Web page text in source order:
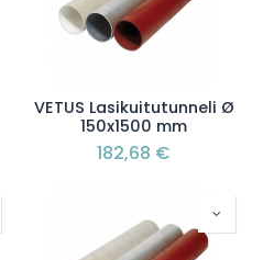
VETUS Lasikuitutunneli Ø
150x1500 mm
182,68 €